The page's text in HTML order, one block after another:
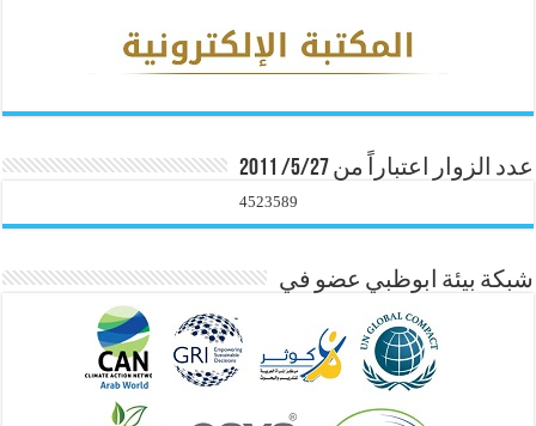
عدد الزوار اعتباراً من 5/27/ 2011
4523589
شبكة بيئة ابوظبي عضو في